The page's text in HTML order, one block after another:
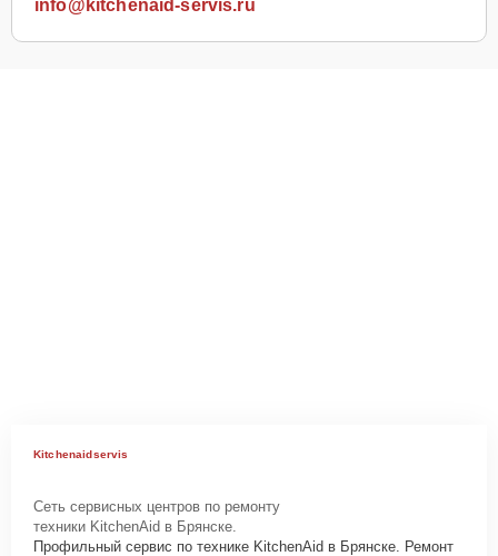
info@kitchenaid-servis.ru
Kitchenaidservis
Сеть сервисных центров по ремонту
техники KitchenAid в Брянске.
Профильный сервис по технике KitchenAid в Брянске. Ремонт